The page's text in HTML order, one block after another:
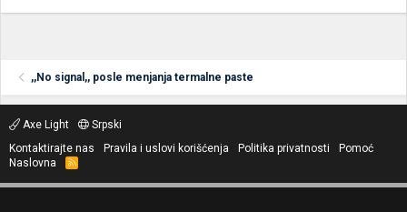
,,No signal,, posle menjanja termalne paste
Axe Light
Srpski
Kontaktirajte nas
Pravila i uslovi korišćenja Politika privatnosti
Pomoć
Naslovna
R
S